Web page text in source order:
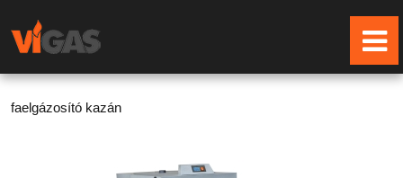
faelgázosító kazán